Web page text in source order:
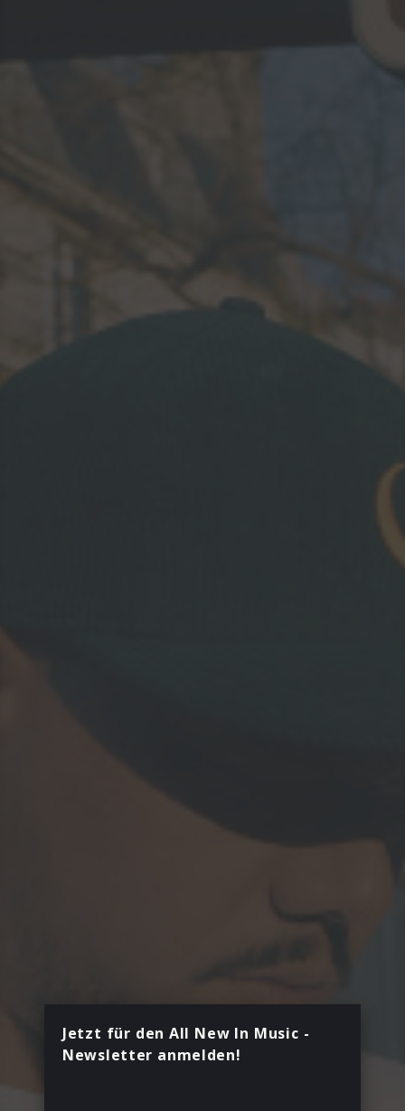
Jetzt für den All New In Music -
Newsletter anmelden!